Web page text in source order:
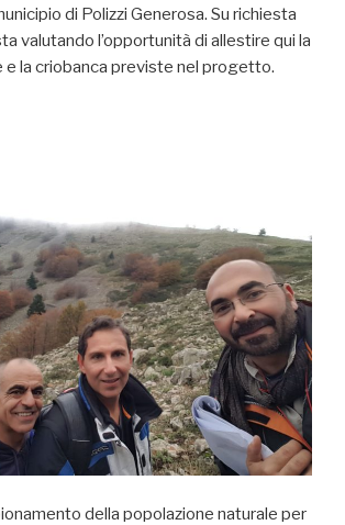
di Polizzi Generosa. Su richiesta
valutando l’opportunità di allestire qui la
e la criobanca previste nel progetto.
della popolazione naturale per